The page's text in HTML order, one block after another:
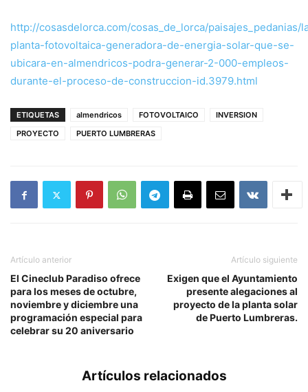
http://cosasdelorca.com/cosas_de_lorca/paisajes_pedanias/
planta-fotovoltaica-generadora-de-energia-solar-que-se-
ubicara-en-almendricos-podra-generar-2-000-empleos-
durante-el-proceso-de-construccion-id.3979.html
ETIQUETAS almendricos FOTOVOLTAICO
INVERSION
PROYECTO
PUERTO LUMBRERAS
Artículo anterior
El Cineclub Paradiso ofrece
para los meses de octubre,
noviembre y diciembre una
programación especial para
celebrar su 20 aniversario
Artículo siguiente
Exigen que el Ayuntamiento
presente alegaciones al
proyecto de la planta solar
de Puerto Lumbreras.
Artículos relacionados